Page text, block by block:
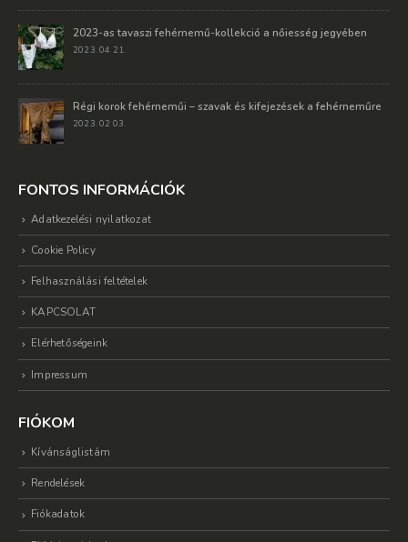
2023-as tavaszi fehérnemű-kollekció a nőiesség jegyében
2023. 04 21.
Régi korok fehérneműi – szavak és kifejezések a fehérneműre
2023. 02 03.
FONTOS INFORMÁCIÓK
Adatkezelési nyilatkozat
Cookie Policy
Felhasználási feltételek
KAPCSOLAT
Elérhetőségeink
Impressum
FIÓKOM
Kívánságlistám
Rendelések
Fiókadatok